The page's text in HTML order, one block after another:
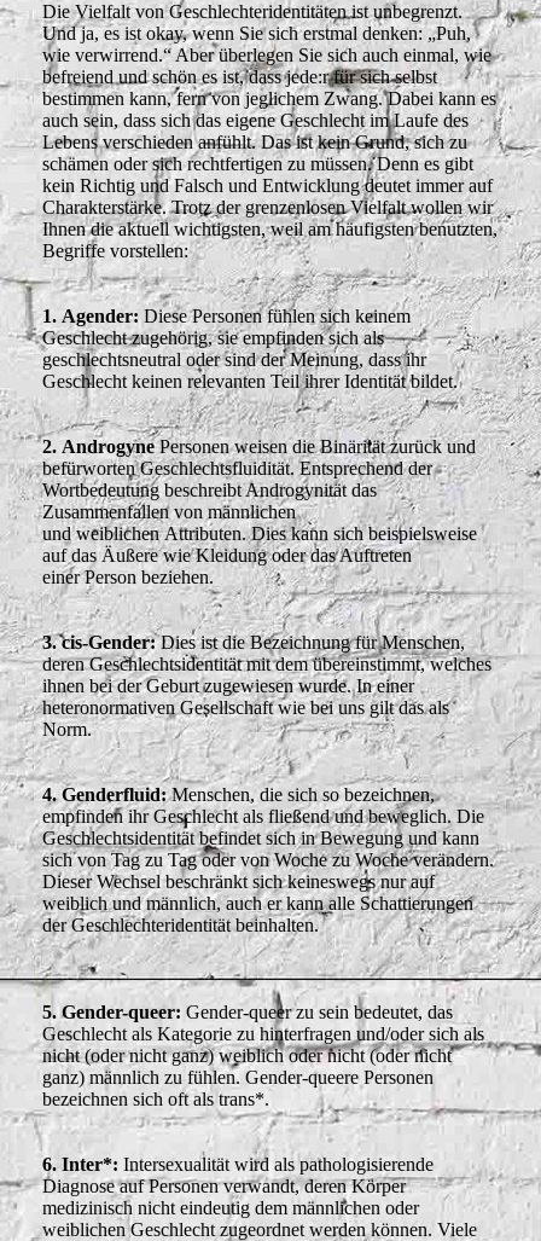
Die Vielfalt von Geschlechteridentitäten ist unbegrenzt.
Und ja, es ist okay, wenn Sie sich erstmal denken: „Puh,
wie verwirrend.“ Aber überlegen Sie sich auch einmal, wie
befreiend und schön es ist, dass jede:r für sich selbst
bestimmen kann, fern von jeglichem Zwang. Dabei kann es
auch sein, dass sich das eigene Geschlecht im Laufe des
Lebens verschieden anfühlt. Das ist kein Grund, sich zu
schämen oder sich rechtfertigen zu müssen. Denn es gibt
kein Richtig und Falsch und Entwicklung deutet immer auf
Charakterstärke.Trotz der grenzenlosen Vielfalt wollen wir
Ihnen die aktuell wichtigsten, weil am häufigsten benutzten,
Begriffe vorstellen:
1. Agender: DiesePersonen fühlen sich keinem
Geschlecht zugehörig, sie empfinden sich als
geschlechtsneutral oder sind der Meinung, dass ihr
Geschlecht keinen relevanten Teil ihrer Identität bildet.
2. AndrogynePersonen weisen die Binärität zurück und
befürworten Geschlechtsfluidität.Entsprechend der
Wortbedeutung beschreibt Androgynität das
Zusammenfallen von männlichen
undweiblichen Attributen. Dies kann sich beispielsweise
auf das Äußere wie Kleidung oder das Auftreten
einerPerson beziehen.
3. cis-Gender:Dies ist die Bezeichnung für Menschen,
deren Geschlechtsidentität mit dem übereinstimmt, welches
ihnen bei der Geburt zugewiesen wurde. In einer
heteronormativen Gesellschaft wie bei uns gilt das als
Norm.
4. Genderfluid:Menschen, die sich so bezeichnen,
empfinden ihr Geschlecht als fließend und beweglich. Die
Geschlechtsidentität befindet sich in Bewegung undkann
sich von Tag zu Tag oder von Woche zu Woche verändern.
Dieser Wechsel beschränkt sich keineswegs nur auf
weiblich und männlich, auch er kann alle Schattierungen
der Geschlechteridentität beinhalten.
5. Gender-queer: Gender-queer zu sein bedeutet, das
Geschlecht als Kategorie zu hinterfragen und/oder sich als
nicht (oder nicht ganz) weiblich oder nicht (oder nicht
ganz) männlich zu fühlen. Gender-queere Personen
bezeichnen sich oft als trans*.
6. Inter*: Intersexualität wird als pathologisierende
Diagnose auf Personen verwandt, deren Körper
medizinisch nicht eindeutig dem männlichen oder
weiblichen Geschlecht zugeordnet werden können. Viele